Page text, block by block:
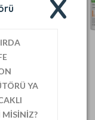
Paket 4
X
YA
MİSİNİZ?